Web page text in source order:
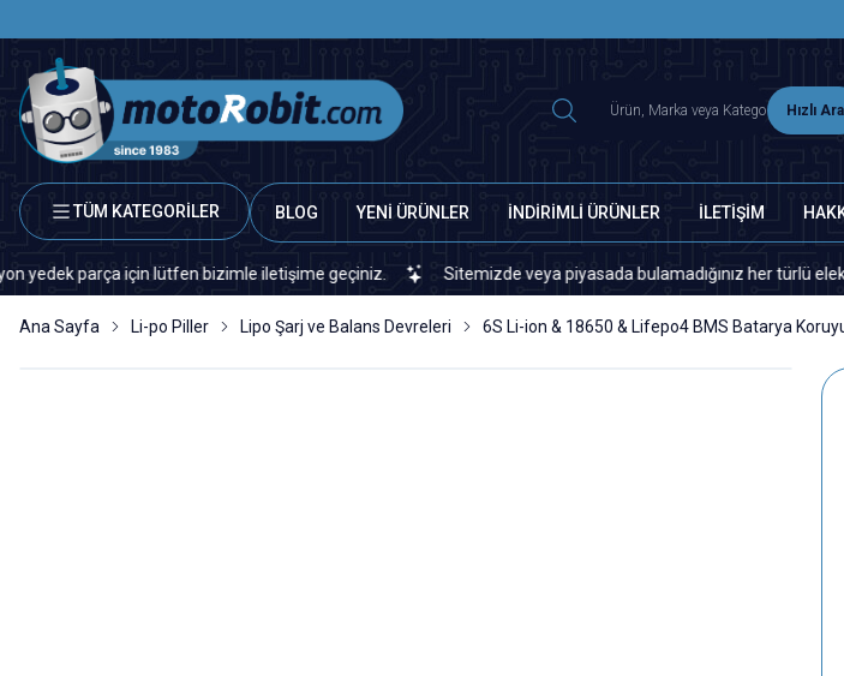
Hızlı Ara
TÜM KATEGORİLER BLOG YENİ ÜRÜNLER İNDİRİMLİ ÜRÜNLER İLETİŞİM
parça için lütfen bizimle iletişime geçiniz. Sitemizde veya piyasada bulamadığınız her türlü
Ana Sayfa Li-po Piller Lipo Şarj ve Balans Devreleri 6S Li-ion & 18650 & Lifepo4 BMS Batarya